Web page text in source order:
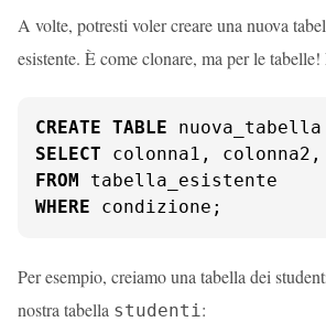
A volte, potresti voler creare una nuova
esistente. È come clonare, ma per le
CREATE TABLE nuova_tabella
SELECT
FROM
WHERE condizione;
Per esempio, creiamo una tabella dei
nostra tabella studenti: